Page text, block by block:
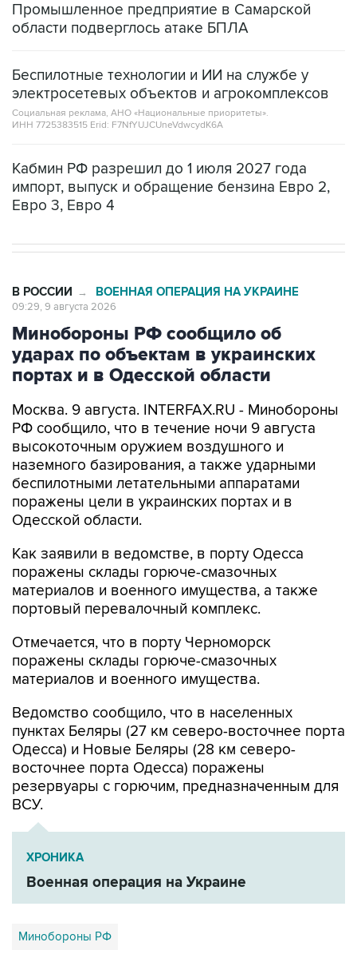
Промышленное предприятие в Самарской
области подверглось атаке БПЛА
Беспилотные технологии и ИИ на службе у
электросетевых объектов и агрокомплексов
Социальная реклама, АНО «Национальные приоритеты».
ИНН 7725383515 Erid: F7NfYUJCUneVdwcydK6A
Кабмин РФ разрешил до 1 июля 2027 года
импорт, выпуск и обращение бензина Евро 2,
Евро 3, Евро 4
В РОССИИ → ВОЕННАЯ ОПЕРАЦИЯ НА УКРАИНЕ
09:29, 9 августа 2026
Минобороны РФ сообщило об
ударах по объектам в украинских
портах и в Одесской области
Москва. 9 августа. INTERFAX.RU - Минобороны
РФ сообщило, что в течение ночи 9 августа
высокоточным оружием воздушного и
наземного базирования, а также ударными
беспилотными летательными аппаратами
поражены цели в украинских портах и в
Одесской области.
Как заявили в ведомстве, в порту Одесса
поражены склады горюче-смазочных
материалов и военного имущества, а также
портовый перевалочный комплекс.
Отмечается, что в порту Черноморск
поражены склады горюче-смазочных
материалов и военного имущества.
Ведомство сообщило, что в населенных
пунктах Беляры (27 км северо-восточнее порта
Одесса) и Новые Беляры (28 км северо-
восточнее порта Одесса) поражены
резервуары с горючим, предназначенным для
ВСУ.
ХРОНИКА
Военная операция на Украине
Минобороны РФ